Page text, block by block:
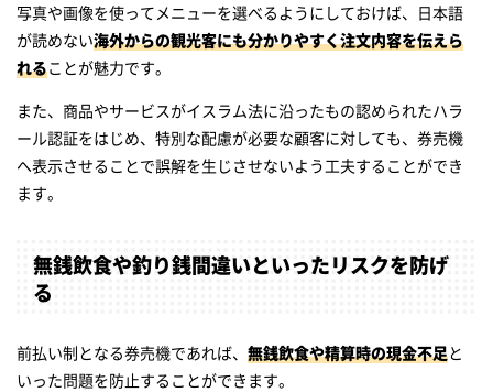
写真や画像を使ってメニューを選べるようにしておけば、日本語
が読めない海外からの観光客にも分かりやすく注文内容を伝えら
れることが魅力です。
また、商品やサービスがイスラム法に沿ったもの認められたハラ
ール認証をはじめ、特別な配慮が必要な顧客に対しても、券売機
へ表示させることで誤解を生じさせないよう工夫することができ
ます。
無銭飲食や釣り銭間違いといったリスクを防げ
る
前払い制となる券売機であれば、 無銭飲食や精算時の現金不足と
いった問題を防止することができます。